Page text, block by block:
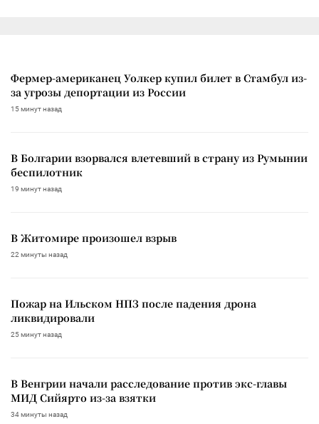
Фермер-американец Уолкер купил билет в Стамбул из-
за угрозы депортации из России
15 минут назад
В Болгарии взорвался влетевший в страну из Румынии
беспилотник
19 минут назад
В Житомире произошел взрыв
22 минуты назад
Пожар на Ильском НПЗ после падения дрона
ликвидировали
25 минут назад
В Венгрии начали расследование против экс-главы
МИД Сийярто из-за взятки
34 минуты назад